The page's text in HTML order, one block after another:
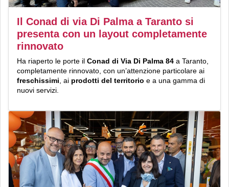
Il Conad di via Di Palma a Taranto si
presenta con un layout completamente
rinnovato
Ha riaperto le porte il Conad di Via Di Palma 84 a Taranto,
completamente rinnovato, con un’attenzione particolare ai
freschissimi , ai prodotti del territorio e a una gamma di
nuovi servizi.